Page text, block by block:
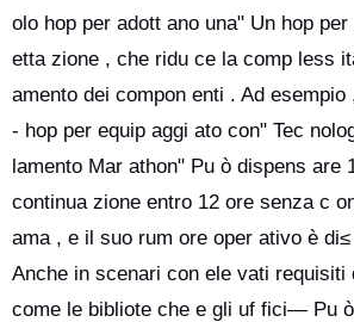
olo hop per adott ano una" Un hop
etta zione , che ridu ce la comp less
amento dei compon enti . Ad esempio
- hop per equip aggi ato con" Tec
lamento Mar athon" Pu ò dispens are
continua zione entro 12 ore senza c
ama , e il suo rum ore oper ativo è
Anche in scenari con ele vati
come le bibliote che e gli uf fici— Pu